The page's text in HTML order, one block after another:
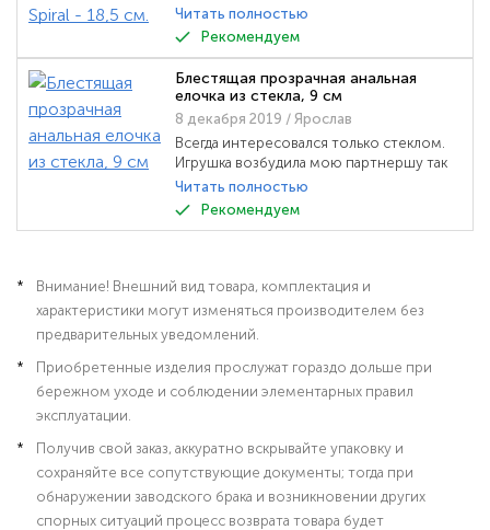
его анально. Это было великолепно. Так
же он очень удобно лежит в руке.
Читать полностью
Рекомендуем
Блестящая прозрачная анальная
елочка из стекла, 9 см
8 декабря 2019 / Ярослав
Всегда интересовался только стеклом.
Игрушка возбудила мою партнершу так
же сильно, как и меня! Определенно
рекомендую! Из преимуществ, стекло
действительно легко чистить, и не
Читать полностью
Рекомендуем
Внимание! Внешний вид товара, комплектация и
характеристики могут изменяться производителем без
предварительных уведомлений.
Приобретенные изделия прослужат гораздо дольше при
бережном уходе и соблюдении элементарных правил
эксплуатации.
Получив свой заказ, аккуратно вскрывайте упаковку и
сохраняйте все сопутствующие документы; тогда при
обнаружении заводского брака и возникновении других
спорных ситуаций процесс возврата товара будет